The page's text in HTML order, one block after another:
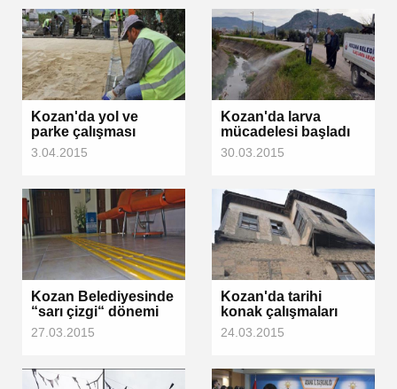
Kozan'da yol ve
parke çalışması
3.04.2015
Kozan'da larva
mücadelesi başladı
30.03.2015
Kozan Belediyesinde
“sarı çizgi“ dönemi
27.03.2015
Kozan'da tarihi
konak çalışmaları
24.03.2015